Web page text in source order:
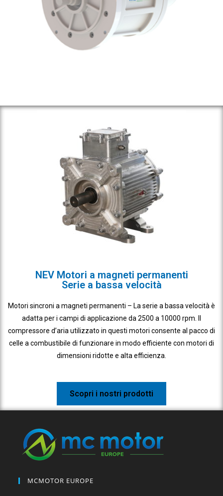
NEV Motori a magneti permanenti
Serie a bassa velocità
Motori sincroni a magneti permanenti – La serie a bassa velocità è
adatta per i campi di applicazione da 2500 a 10000 rpm. Il
compressore d’aria utilizzato in questi motori consente al pacco di
celle a combustibile di funzionare in modo efficiente con motori di
dimensioni ridotte e alta efficienza.
Scopri i nostri prodotti
MCMOTOR EUROPE